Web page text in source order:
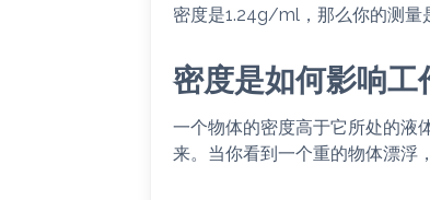
密度是1.24g/ml，那么你的测量
密度是如何影响工
一个物体的密度高于它所处的液
来。当你看到一个重的物体漂浮